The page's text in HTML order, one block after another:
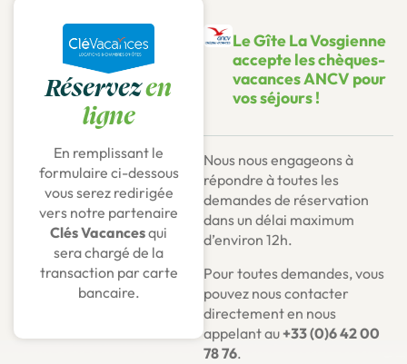
Réservezen
ligne
En remplissant le
formulaire ci-dessous
vous serez redirigée
vers notre partenaire
Clés Vacancesqui
sera chargé de la
transaction par carte
bancaire.
Le Gîte La Vosgienne
accepte les chèques-
vacances ANCV pour
vos séjours !
Nous nous engageons à
répondre à toutes les
demandes de réservation
dans un délai maximum
d’environ 12h.
Pour toutes demandes, vous
pouvez nous contacter
directement en nous
appelant au+33 (0)6 42 00
78 76.